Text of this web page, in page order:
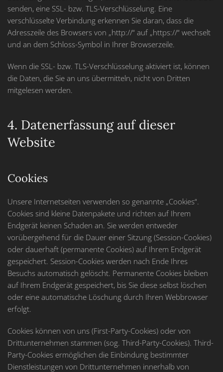
senden, eine SSL- bzw. TLS-Verschlüsselung. Eine
verschlüsselte Verbindung erkennen Sie daran, dass die
Adresszeile des Browsers von „http://“ auf „https://“ wechselt
und an dem Schloss-Symbol in Ihrer Browserzeile.
Wenn die SSL- bzw. TLS-Verschlüsselung aktiviert ist, können
die Daten, die Sie an uns übermitteln, nicht von Dritten
mitgelesen werden.
4. Datenerfassung auf dieser
Website
Cookies
Unsere Internetseiten verwenden so genannte „Cookies“.
Cookies sind kleine Datenpakete und richten auf Ihrem
Endgerät keinen Schaden an. Sie werden entweder
vorübergehend für die Dauer einer Sitzung (Session-Cookies)
oder dauerhaft (permanente Cookies) auf Ihrem Endgerät
gespeichert. Session-Cookies werden nach Ende Ihres
Besuchs automatisch gelöscht. Permanente Cookies bleiben
auf Ihrem Endgerät gespeichert, bis Sie diese selbst löschen
oder eine automatische Löschung durch Ihren Webbrowser
erfolgt.
Cookies können von uns (First-Party-Cookies) oder von
Drittunternehmen stammen (sog. Third-Party-Cookies). Third-
Party-Cookies ermöglichen die Einbindung bestimmter
Dienstleistungen von Drittunternehmen innerhalb von